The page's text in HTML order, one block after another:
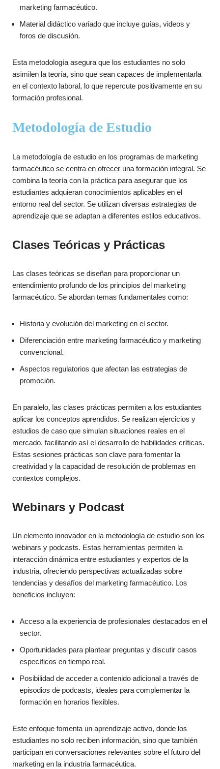
marketing farmacéutico.
Material didáctico variado que incluye guías, videos y
foros de discusión.
Esta metodología asegura que los estudiantes no solo
asimilen la teoría, sino que sean capaces de implementarla
en el contexto laboral, lo que repercute positivamente en su
formación profesional.
Metodología de Estudio
La metodología de estudio en los programas de marketing
farmacéutico se centra en ofrecer una formación integral. Se
combina la teoría con la práctica para asegurar que los
estudiantes adquieran conocimientos aplicables en el
entorno real del sector. Se utilizan diversas estrategias de
aprendizaje que se adaptan a diferentes estilos educativos.
Clases Teóricas y Prácticas
Las clases teóricas se diseñan para proporcionar un
entendimiento profundo de los principios del marketing
farmacéutico. Se abordan temas fundamentales como:
Historia y evolución del marketing en el sector.
Diferenciación entre marketing farmacéutico y marketing
convencional.
Aspectos regulatorios que afectan las estrategias de
promoción.
En paralelo, las clases prácticas permiten a los estudiantes
aplicar los conceptos aprendidos. Se realizan ejercicios y
estudios de caso que simulan situaciones reales en el
mercado, facilitando así el desarrollo de habilidades críticas.
Estas sesiones prácticas son clave para fomentar la
creatividad y la capacidad de resolución de problemas en
contextos complejos.
Webinars y Podcast
Un elemento innovador en la metodología de estudio son los
webinars y podcasts. Estas herramientas permiten la
interacción dinámica entre estudiantes y expertos de la
industria, ofreciendo perspectivas actualizadas sobre
tendencias y desafíos del marketing farmacéutico. Los
beneficios incluyen:
Acceso a la experiencia de profesionales destacados en el
sector.
Oportunidades para plantear preguntas y discutir casos
específicos en tiempo real.
Posibilidad de acceder a contenido adicional a través de
episodios de podcasts, ideales para complementar la
formación en horarios flexibles.
Este enfoque fomenta un aprendizaje activo, donde los
estudiantes no solo reciben información, sino que también
participan en conversaciones relevantes sobre el futuro del
marketing en la industria farmacéutica.